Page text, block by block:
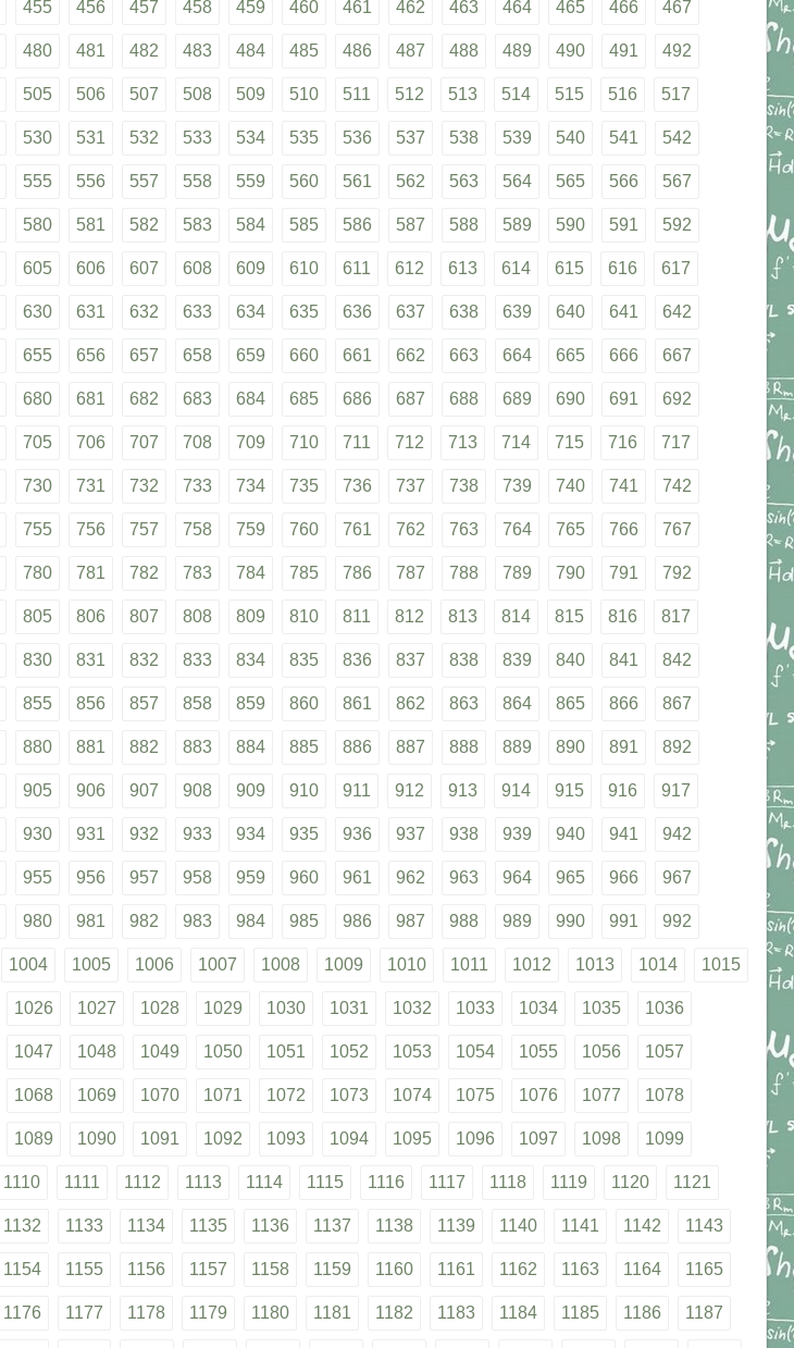
455 456 457 458 459 460 461 462 463 464 465 466 467
480 481 482 483 484 485 486 487 488 489 490 491 492
505 506 507 508 509 510 511 512 513 514 515 516 517
530 531 532 533 534 535 536 537 538 539 540 541 542
555 556 557 558 559 560 561 562 563 564 565 566 567
580 581 582 583 584 585 586 587 588 589 590 591 592
605 606 607 608 609 610 611 612 613 614 615 616 617
630 631 632 633 634 635 636 637 638 639 640 641 642
655 656 657 658 659 660 661 662 663 664 665 666 667
680 681 682 683 684 685 686 687 688 689 690 691 692
705 706 707 708 709 710 711 712 713 714 715 716 717
730 731 732 733 734 735 736 737 738 739 740 741 742
755 756 757 758 759 760 761 762 763 764 765 766 767
780 781 782 783 784 785 786 787 788 789 790 791 792
805 806 807 808 809 810 811 812 813 814 815 816 817
830 831 832 833 834 835 836 837 838 839 840 841 842
855 856 857 858 859 860 861 862 863 864 865 866 867
880 881 882 883 884 885 886 887 888 889 890 891 892
905 906 907 908 909 910 911 912 913 914 915 916 917
930 931 932 933 934 935 936 937 938 939 940 941 942
955 956 957 958 959 960 961 962 963 964 965 966 967
980 981 982 983 984 985 986 987 988 989 990 991 992
1004 1005 1006 1007 1008 1009 1010 1011 1012 1013 1014 1015
1026 1027 1028 1029 1030 1031 1032 1033 1034 1035 1036
1047 1048 1049 1050 1051 1052 1053 1054 1055 1056 1057
1068 1069 1070 1071 1072 1073 1074 1075 1076 1077 1078
1089 1090 1091 1092 1093 1094 1095 1096 1097 1098 1099
1110 1111 1112 1113 1114 1115 1116 1117 1118 1119 1120 1121
1132 1133 1134 1135 1136 1137 1138 1139 1140 1141 1142 1143
1154 1155 1156 1157 1158 1159 1160 1161 1162 1163 1164 1165
1176 1177 1178 1179 1180 1181 1182 1183 1184 1185 1186 1187